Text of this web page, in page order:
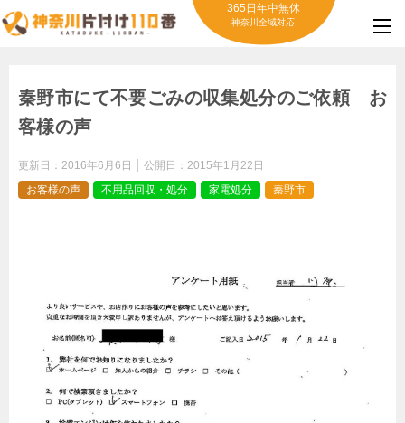
365日年中無休
神奈川全域対応
秦野市にて不要ごみの収集処分のご依頼 お
客様の声
更新日： 2016年6月6日 公開日： 2015年1月22日
お客様の声
不用品回収・処分 家電処分 秦野市